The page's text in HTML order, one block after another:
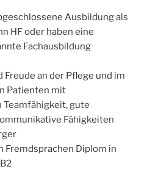
Ausbildung als
HF oder haben eine
Fachausbildung
an der Pflege und im
Patienten mit
Teamfähigkeit, gute
Fähigkeiten
Fremdsprachen Diplom in